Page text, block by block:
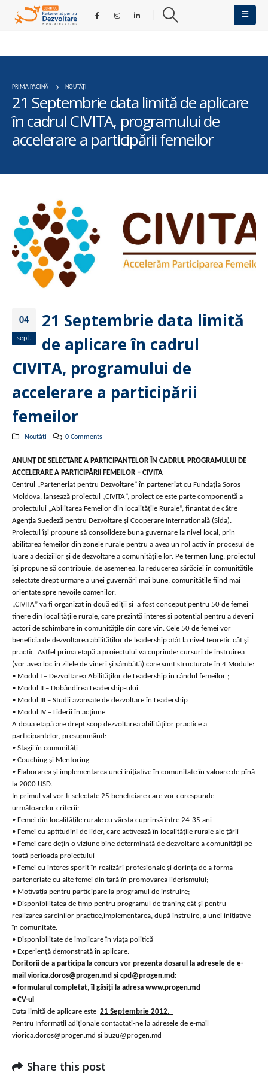
PRIMA PAGINĂ NOUTĂȚI
21 Septembrie data limită de aplicare
în cadrul CIVITA, programului de
accelerare a participării femeilor
04
sept.
21 Septembrie data limită
de aplicare în cadrul
CIVITA, programului de
accelerare a participării
femeilor
Noutăți 0 Comments
ANUNȚ DE SELECTARE A PARTICIPANTELOR ÎN CADRUL PROGRAMULUI DE
ACCELERARE A PARTICIPĂRII FEMEILOR – CIVITA
Centrul „Parteneriat pentru Dezvoltare” în parteneriat cu Fundația Soros
Moldova, lansează proiectul „CIVITA”, proiect ce este parte componentă a
proiectului „Abilitarea Femeilor din localitățile Rurale”, finanţat de către
Agenţia Suedeză pentru Dezvoltare şi Cooperare Internaţională (Sida).
Proiectul îşi propune să consolideze buna guvernare la nivel local, prin
abilitarea femeilor din zonele rurale pentru a avea un rol activ în procesul de
luare a deciziilor şi de dezvoltare a comunităţile lor. Pe termen lung, proiectul
îşi propune să contribuie, de asemenea, la reducerea sărăciei în comunităţile
selectate drept urmare a unei guvernări mai bune, comunitățile fiind mai
orientate spre nevoile oamenilor.
„CIVITA” va fi organizat în două ediții şi a fost conceput pentru 50 de femei
tinere din localitățile rurale, care prezintă interes şi potenţial pentru a deveni
actori de schimbare în comunitățile din care vin. Cele 50 de femei vor
beneficia de dezvoltarea abilităților de leadership atât la nivel teoretic cât şi
practic. Astfel prima etapă a proiectului va cuprinde: cursuri de instruirea
(vor avea loc în zilele de vineri şi sâmbătă) care sunt structurate în 4 Module:
• Modul I – Dezvoltarea Abilităților de Leadership în rândul femeilor ;
• Modul II – Dobândirea Leadership-ului.
• Modul III – Studii avansate de dezvoltare în Leadership
• Modul IV – Liderii în acțiune
A doua etapă are drept scop dezvoltarea abilităților practice a
participantelor, presupunând:
• Stagii în comunități
• Couching şi Mentoring
• Elaborarea şi implementarea unei inițiative în comunitate în valoare de pînă
la 2000 USD.
In primul val vor fi selectate 25 beneficiare care vor corespunde
următoarelor criterii:
• Femei din localitățile rurale cu vârsta cuprinsă între 24-35 ani
• Femei cu aptitudini de lider, care activează în localităţile rurale ale ţării
• Femei care dețin o viziune bine determinată de dezvoltare a comunității pe
toată perioada proiectului
• Femei cu interes sporit în realizări profesionale şi dorinţa de a forma
parteneriate cu alte femei din ţară în promovarea liderismului;
• Motivaţia pentru participare la programul de instruire;
• Disponibilitatea de timp pentru programul de traning cât şi pentru
realizarea sarcinilor practice,implementarea, după instruire, a unei iniţiative
în comunitate.
• Disponibilitate de implicare în viața politică
• Experiență demonstrată în aplicare.
Doritorii de a participa la concurs vor prezenta dosarul la adresele de e-
mail viorica.doros@progen.md şi cpd@progen.md:
• formularul completat, îl găsiți la adresa www.progen.md
• CV-ul
Data limită de aplicare este 21 Septembrie 2012.
Pentru Informații adiționale contactați-ne la adresele de e-mail
viorica.doros@progen.md şi buzu@progen.md
Share this post